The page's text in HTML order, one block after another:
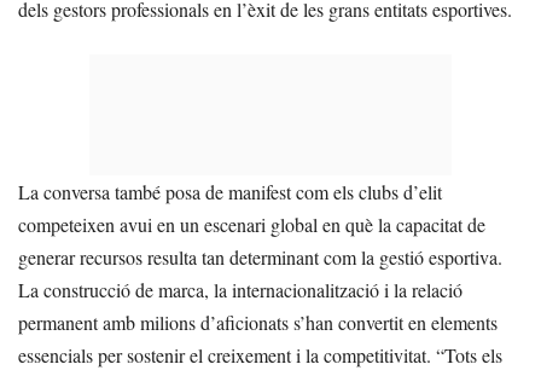
dels gestors professionals en l’èxit de les grans entitats esportives.
La conversa també posa de manifest com els clubs d’elit
competeixen avui en un escenari global en què la capacitat de
generar recursos resulta tan determinant com la gestió esportiva.
La construcció de marca, la internacionalització i la relació
permanent amb milions d’aficionats s’han convertit en elements
essencials per sostenir el creixement i la competitivitat. “Tots els